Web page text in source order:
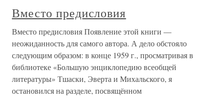
Вместо предисловия
Вместо предисловия Появление этой книги —
неожиданность для самого автора. А дело обстояло
следующим образом: в конце 1959 г., просматривая в
библиотеке «Большую энциклопедию всеобщей
литературы» Тшаски, Эверта и Михальского, я
остановился на разделе, посвящённом